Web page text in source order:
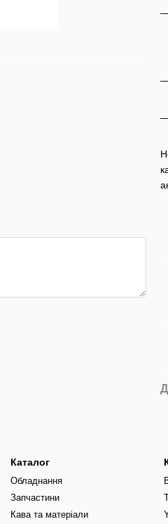
Каталог
Обладнання
Запчастини
Кава та матеріали